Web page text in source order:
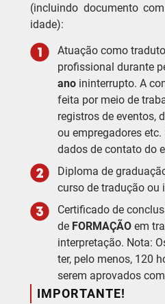
(incluindo documento
idade):
Atuação como
profissional durante
ano ininterrupto. A
feita por meio de
registros de eventos,
ou empregadores
dados de contato do
Diploma de
curso de tradução ou
Certificado de
de FORMAÇÃO em
interpretação. Nota:
ter, pelo menos, 120
serem aprovados
IMPORTANTE!